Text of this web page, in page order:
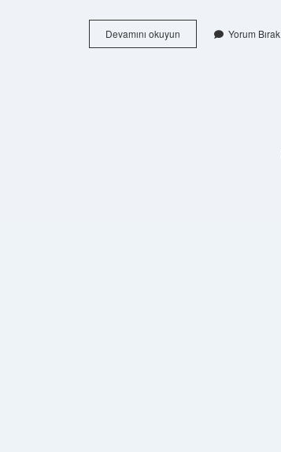
Devamını okuyun Beylerbeyinde
Kim
Yorum Bırak